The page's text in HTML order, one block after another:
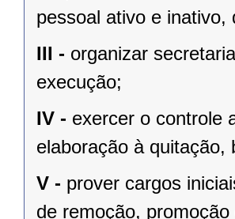
pessoal ativo e
III - organizar
execução;
IV - exercer o controle
elaboração à
V - prover cargos
de remoção,